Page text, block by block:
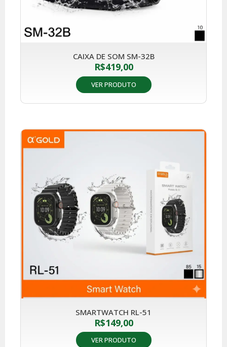
CAIXA DE SOM SM-32B
R$419,00
VER PRODUTO
SMARTWATCH RL-51
R$149,00
VER PRODUTO